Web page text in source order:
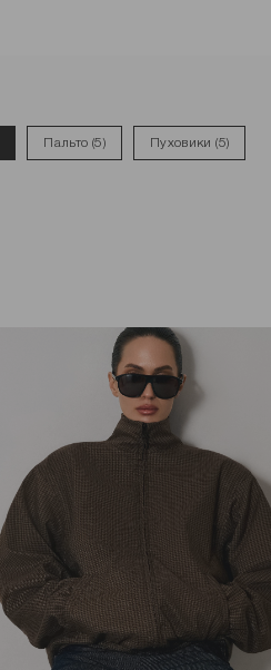
Пальто (5) Пуховики (5)